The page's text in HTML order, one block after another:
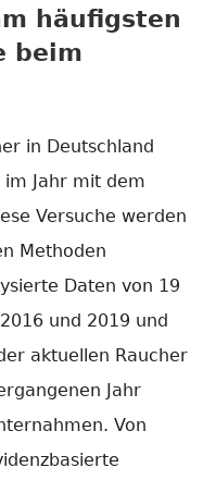
häufigsten
beim
in Deutschland
Jahr mit dem
Versuche werden
Methoden
Daten von 19
und 2019 und
aktuellen Raucher
Jahr
Von